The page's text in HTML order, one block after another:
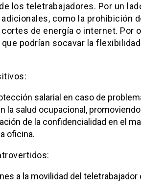
los teletrabajadores. Por un
como la prohibición
de energía o internet. Por
podrían socavar la flexibilidad
salarial en caso de
la salud ocupacional,
de la confidencialidad en el
oficina.
a la movilidad del teletrabajador